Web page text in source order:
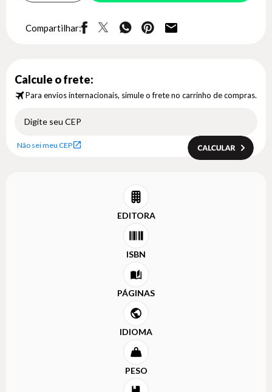
Compartilhar:
Calcule o frete:
Para envios internacionais, simule o frete no carrinho de compras.
Não sei meu CEP
EDITORA
ISBN
PÁGINAS
IDIOMA
PESO